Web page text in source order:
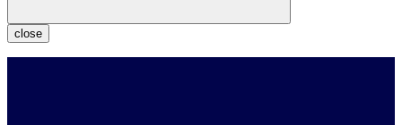
close